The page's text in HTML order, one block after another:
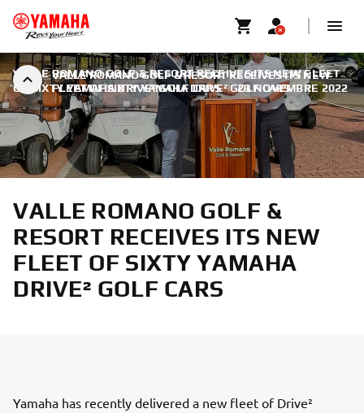
VALLE ROMANO GOLF & RESORT RECEIVES ITS NEW
FLEET OF SIXTY YAMAHA DRIVE² GOLF CARS
VALLE ROMANO GOLF & RESORT RECEIVES ITS NEW FLEET
OF SIXTY YAMAHA DRIVE² GOLF CARS | 23 NOVEMBRE 2022
VALLE ROMANO GOLF &
RESORT RECEIVES ITS NEW
FLEET OF SIXTY YAMAHA
DRIVE² GOLF CARS
Yamaha has recently delivered a new fleet of Drive²